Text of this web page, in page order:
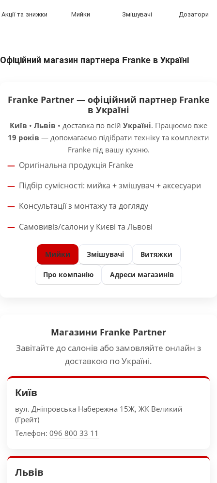
Акції та знижки Мийки Змішувачі Дозатори
Офіційний магазин партнера Franke в Україні
Franke Partner — офіційний партнер Franke
в Україні
Київ • Львів • доставка по всій Україні. Працюємо вже
19 років — допомагаємо підібрати техніку та комплекти
Franke під вашу кухню.
Оригінальна продукція Franke
Підбір сумісності: мийка + змішувач + аксесуари
Консультації з монтажу та догляду
Самовивіз/салони у Києві та Львові
Мийки Змішувачі Витяжки
Про компанію Адреси магазинів
Магазини Franke Partner
Завітайте до салонів або замовляйте онлайн з
доставкою по Україні.
Київ
вул. Дніпровська Набережна 15Ж, ЖК Великий
(Грейт)
Телефон: 096 800 33 11
Львів